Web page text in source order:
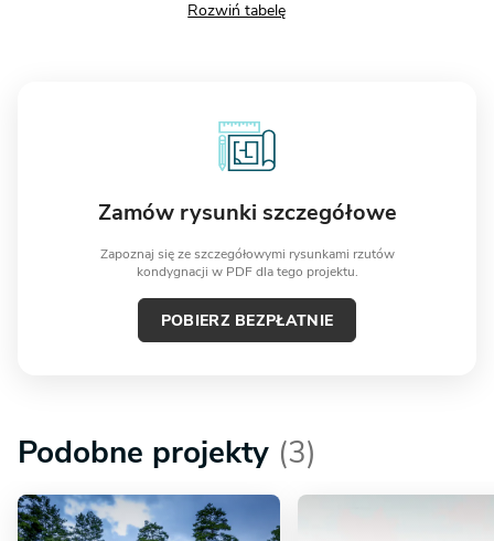
Zamów rysunki szczegółowe
Zapoznaj się ze szczegółowymi rysunkami rzutów
kondygnacji w PDF dla tego projektu.
POBIERZ BEZPŁATNIE
Podobne projekty (3)